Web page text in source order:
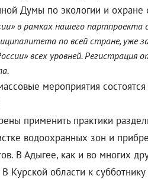
Думы по экологии и
в рамках нашего
по всей стране, уже
всех уровней.
мероприятия
применить практики
водоохранных зон и
В Адыгее, как и во многих
Курской области к